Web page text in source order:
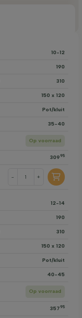
10-12
190
310
150 x 120
Pot/kluit
35-40
Op voorraad
309 95
- +
12-14
190
310
150 x 120
Pot/kluit
40-45
Op voorraad
357 95